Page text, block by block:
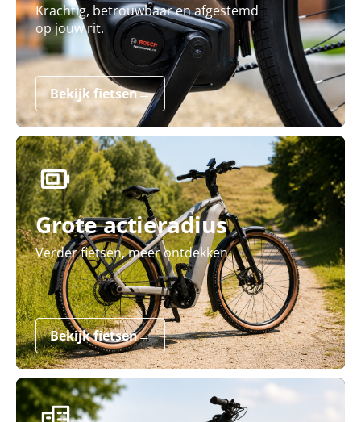
Krachtig, betrouwbaar en afgestemd
op jouw rit.
Bekijk fietsen→
Grote actieradius
Verder fietsen, meer ontdekken.
Bekijk fietsen→